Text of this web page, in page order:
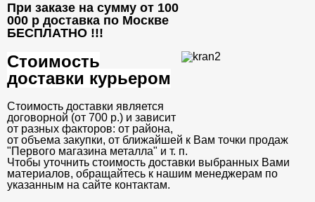
При заказе на сумму от 100
000 р доставка по Москве
БЕСПЛАТНО !!!
Стоимость
доставки курьером
Стоимость доставки является
договорной (от 700 р.) и зависит
от разных факторов: от района,
от объема закупки, от ближайшей к Вам точки продаж
"Первого магазина металла" и т. п.
Чтобы уточнить стоимость доставки выбранных Вами
материалов, обращайтесь к нашим менеджерам по
указанным на сайте контактам.